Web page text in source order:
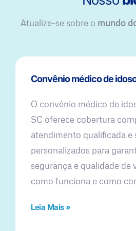
Atualize-se sobre o mundo
Convênio médico de
O convênio médico de
SC oferece cobertura
atendimento qualificada e
personalizados para
segurança e qualidade de
como funciona e como
Leia Mais »